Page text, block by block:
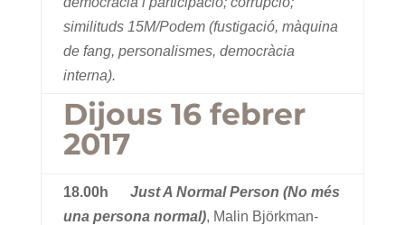
similituds 15M/Podem (fustigació, màquina
de fang, personalismes, democràcia
interna).
Dijous 16 febrer
2017
18.00h
Just A Normal Person (No més
una persona normal), Malin Björkman-